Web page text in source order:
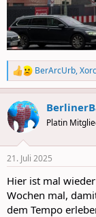
R
e
a
c
t
i
s
BerArcUrb,
Platin
21. Juli 2025
Hier ist mal
Wochen mal,
dem Tempo